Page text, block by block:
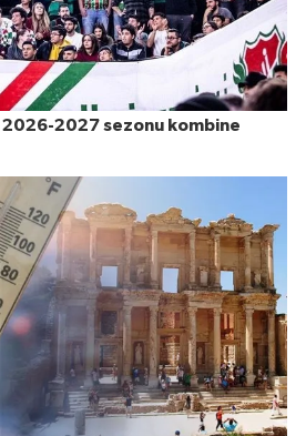
2026-2027 sezonu kombine